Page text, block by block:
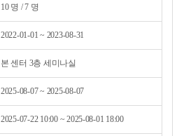
10 명 / 7 명
2022-01-01 ~ 2023-08-31
본 센터 3층 세미나실
2025-08-07 ~ 2025-08-07
2025-07-22 10:00 ~ 2025-08-01 18:00